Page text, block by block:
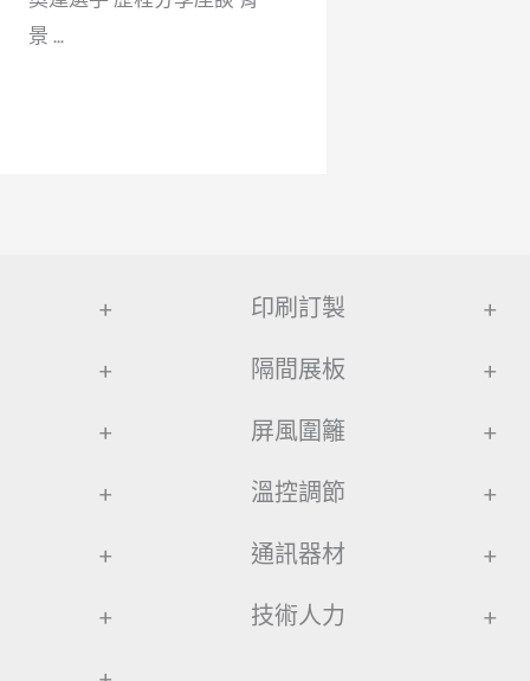
景 ...
+
+
+
+
+
+
印刷訂製 +
隔間展板 +
屏風圍籬 +
溫控調節 +
通訊器材 +
技術人力 +